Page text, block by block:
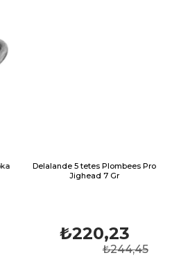
Delalande 5 tetes Plombees Pro
Jighead 7 Gr
₺220,23
₺244,45
Fujin